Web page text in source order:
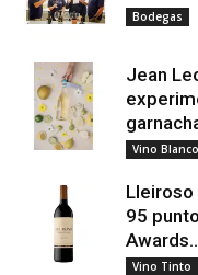
Bodegas
Jean
Vino Blanco
Lleiroso
95
Vino Tinto